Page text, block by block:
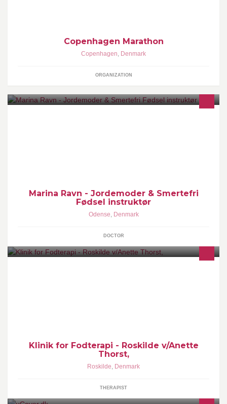
Copenhagen Marathon
Copenhagen, Denmark
ORGANIZATION
Marina Ravn - Jordemoder & Smertefri
Fødsel instruktør
Odense, Denmark
DOCTOR
Klinik for Fodterapi - Roskilde v/Anette
Thorst,
Roskilde, Denmark
THERAPIST